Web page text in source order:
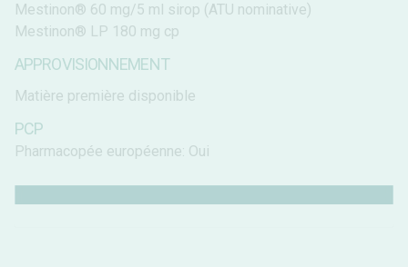
Mestinon® 60 mg/5 ml sirop (ATU nominative)
Mestinon® LP 180 mg cp
APPROVISIONNEMENT
Matière première disponible
PCP
Pharmacopée européenne: Oui